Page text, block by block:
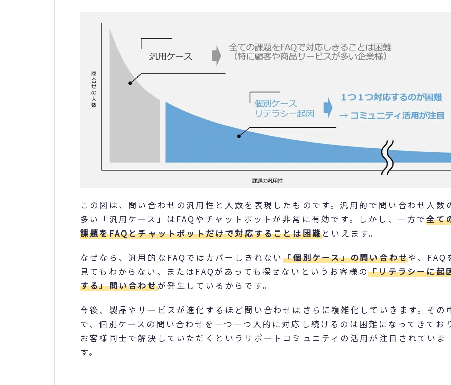
この図は、問い合わせの汎用性と人数を表現したものです。汎用的で問い合わせ人数
多い「汎用ケース」はFAQやチャットボットが非常に有効です。しかし、一方で全て
課題をFAQとチャットボットだけで対応することは困難といえます。
なぜなら、汎用的なFAQではカバーしきれない「個別ケース」の問い合わせや、FAQ
見てもわからない、またはFAQがあっても探せないというお客様の「リテラシーに起
する」問い合わせが発生しているからです。
今後、製品やサービスが進化するほど問い合わせはさらに複雑化していきます。その
で、個別ケースの問い合わせを一つ一つ人的に対応し続けるのは困難になってきてお
お客様同士で解決していただくというサポートコミュニティの活用が注目されていま
す。